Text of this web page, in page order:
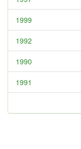
1999
1992
1990
1991